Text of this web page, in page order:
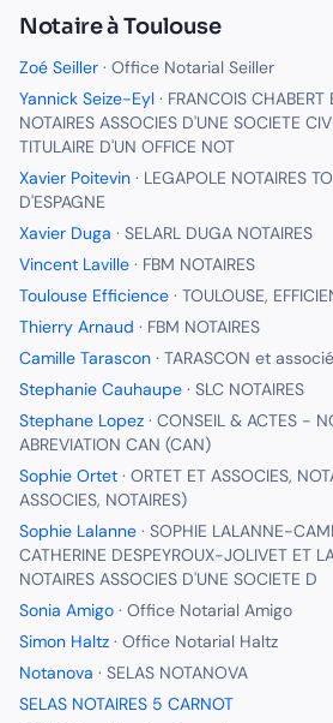
NotaireàToulouse
Zoé Seiller · Office Notarial Seiller
Yannick Seize-Eyl · FRANCOIS
NOTAIRES ASSOCIES D'UNE SOCIETE
TITULAIRE D'UN OFFICE NOT
Xavier Poitevin · LEGAPOLE NOTAIRES
D'ESPAGNE
Xavier Duga · SELARL DUGA NOTAIRES
Vincent Laville · FBM NOTAIRES
Toulouse Efficience · TOULOUSE,
Thierry Arnaud · FBM NOTAIRES
Camille Tarascon · TARASCON et
Stephanie Cauhaupe · SLC NOTAIRES
Stephane Lopez · CONSEIL & ACTES -
ABREVIATION CAN (CAN)
Sophie Ortet · ORTET ET ASSOCIES,
ASSOCIES, NOTAIRES)
Sophie Lalanne · SOPHIE LALANNE-
CATHERINE DESPEYROUX-JOLIVET ET
NOTAIRES ASSOCIES D'UNE SOCIETE D
Sonia Amigo · Office Notarial Amigo
Simon Haltz · Office Notarial Haltz
Notanova · SELAS NOTANOVA
SELAS NOTAIRES 5 CARNOT